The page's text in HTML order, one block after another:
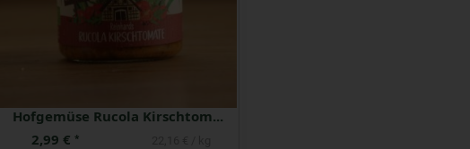
Hofgemüse Rucola Kirschtomate
2,99 € *